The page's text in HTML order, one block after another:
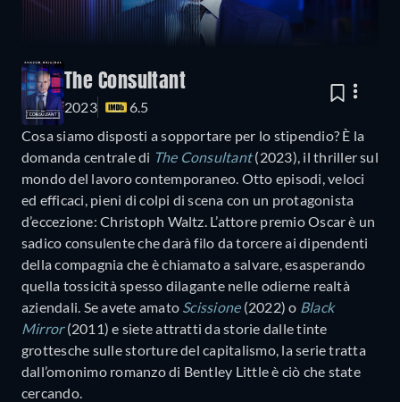
The Consultant
2023
6.5
Cosa siamo disposti a sopportare per lo stipendio? È la
domanda centrale di The Consultant(2023), il thriller sul
mondo del lavoro contemporaneo. Otto episodi, veloci
ed efficaci, pieni di colpi di scena con un protagonista
d’eccezione: Christoph Waltz. L’attore premio Oscar è un
sadico consulente che darà filo da torcere ai dipendenti
della compagnia che è chiamato a salvare, esasperando
quella tossicità spesso dilagante nelle odierne realtà
aziendali. Se avete amato Scissione(2022) o Black
Mirror(2011) e siete attratti da storie dalle tinte
grottesche sulle storture del capitalismo, la serie tratta
dall’omonimo romanzo di Bentley Little è ciò che state
cercando.